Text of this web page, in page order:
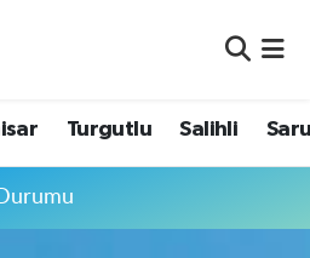
Turgutlu Salihli